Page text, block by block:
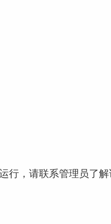
行，请联系管理员了